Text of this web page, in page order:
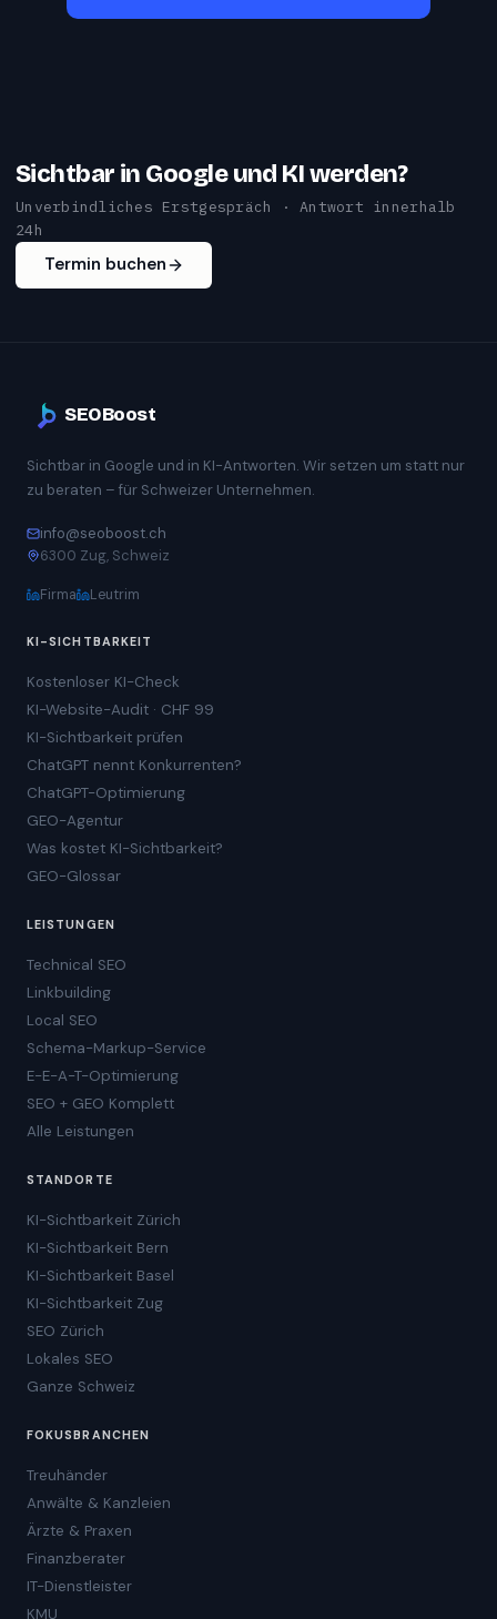
Sichtbar in Google und KI werden?
Unverbindliches Erstgespräch · Antwort innerhalb
24h
Termin buchen
SEOBoost
Sichtbar in Google und in KI-Antworten. Wir setzen um statt nur
zu beraten – für Schweizer Unternehmen.
info@seoboost.ch
6300 Zug, Schweiz
Firma Leutrim
KI-SICHTBARKEIT
Kostenloser KI-Check
KI-Website-Audit · CHF 99
KI-Sichtbarkeit prüfen
ChatGPT nennt Konkurrenten?
ChatGPT-Optimierung
GEO-Agentur
Was kostet KI-Sichtbarkeit?
GEO-Glossar
LEISTUNGEN
Technical SEO
Linkbuilding
Local SEO
Schema-Markup-Service
E-E-A-T-Optimierung
SEO + GEO Komplett
Alle Leistungen
STANDORTE
KI-Sichtbarkeit Zürich
KI-Sichtbarkeit Bern
KI-Sichtbarkeit Basel
KI-Sichtbarkeit Zug
SEO Zürich
Lokales SEO
Ganze Schweiz
FOKUSBRANCHEN
Treuhänder
Anwälte & Kanzleien
Ärzte & Praxen
Finanzberater
IT-Dienstleister
KMU